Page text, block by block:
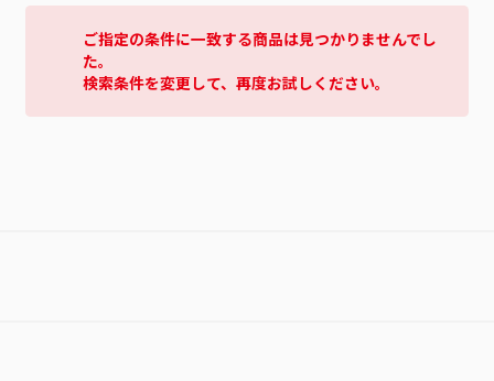
ご指定の条件に一致する商品は見つかりませんでし
た。
検索条件を変更して、再度お試しください。